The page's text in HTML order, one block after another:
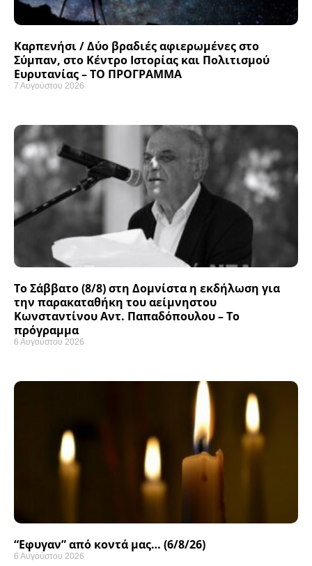
Καρπενήσι / Δύο βραδιές αφιερωμένες στο
Σύμπαν, στο Κέντρο Ιστορίας και Πολιτισμού
Ευρυτανίας – ΤΟ ΠΡΟΓΡΑΜΜΑ
7 Αυγούστου 2026
Το Σάββατο (8/8) στη Δομνίστα η εκδήλωση για
την παρακαταθήκη του αείμνηστου
Κωνσταντίνου Αντ. Παπαδόπουλου – Το
πρόγραμμα
6 Αυγούστου 2026
“Εφυγαν” από κοντά μας… (6/8/26)
6 Αυγούστου 2026